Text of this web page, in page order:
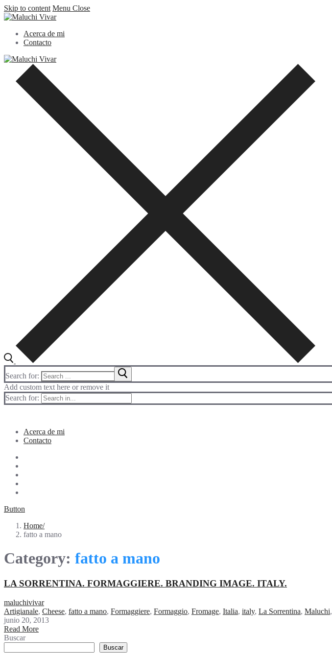
Skip to content Menu Close
Acerca de mi
Contacto
Search for:
Add custom text here or remove it
Search for:
Acerca de mi
Contacto
Button
Home
fatto a mano
Category: fatto a mano
LA SORRENTINA. FORMAGGIERE. BRANDING IMAGE. ITALY.
maluchivivar
Artigianale, Cheese, fatto a mano, Formaggiere, Formaggio, Fromage, Italia, italy, La Sorrentina, Maluchi,
junio 20, 2013
Read More
Buscar
Buscar